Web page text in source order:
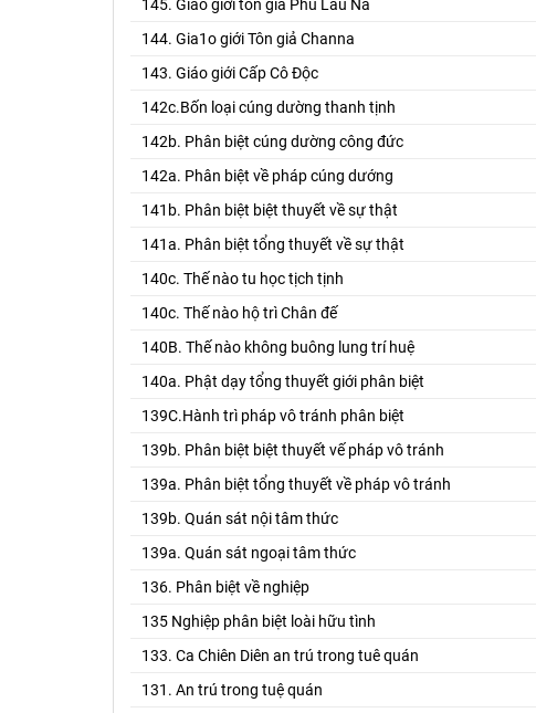
145. Giáo giới tôn giả Phú Lâu Na
144. Gia1o giới Tôn giả Channa
143. Giáo giới Cấp Cô Độc
142c.Bốn loại cúng dường thanh tịnh
142b. Phân biệt cúng dường công đức
142a. Phân biệt về pháp cúng dướng
141b. Phân biệt biệt thuyết về sự thật
141a. Phân biệt tổng thuyết về sự thật
140c. Thế nào tu học tịch tịnh
140c. Thế nào hộ trì Chân đế
140B. Thế nào không buông lung trí huệ
140a. Phật dạy tổng thuyết giới phân biệt
139C.Hành trì pháp vô tránh phân biệt
139b. Phân biệt biệt thuyết vế pháp vô tránh
139a. Phân biệt tổng thuyết về pháp vô tránh
139b. Quán sát nội tâm thức
139a. Quán sát ngoại tâm thức
136. Phân biệt về nghiệp
135 Nghiệp phân biệt loài hữu tình
133. Ca Chiên Diên an trú trong tuê quán
131. An trú trong tuệ quán